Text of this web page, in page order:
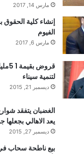
مارس 14, 2017
إنشاء كلية الحقوق
الفيوم
مارس 6, 2017
قروض
لتنمية سيناء
ديسمبر 21, 2015
الغضبان يتفقد
يعد الاهالي بجعلها
ديسمبر 27, 2015
بيع ناطحة سحاب